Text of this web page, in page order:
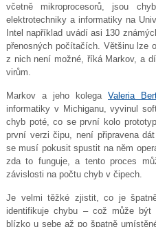
včetně mikroprocesorů, jsou
elektrotechniky a informatiky na
Intel například uvádí asi 130
přenosných počítačích. Většinu lze
z nich není možné, říká Markov, a
virům.
Markov a jeho kolega Valeria
informatiky v Michiganu, vyvinul
chyb poté, co se první kolo
první verzi čipu, není připravena
se musí pokusit spustit na něm
zda to funguje, a tento proces
závislosti na počtu chyb v čipech.
Je velmi těžké zjistit, co je
identifikuje chybu – což může
blízko u sebe až po špatně